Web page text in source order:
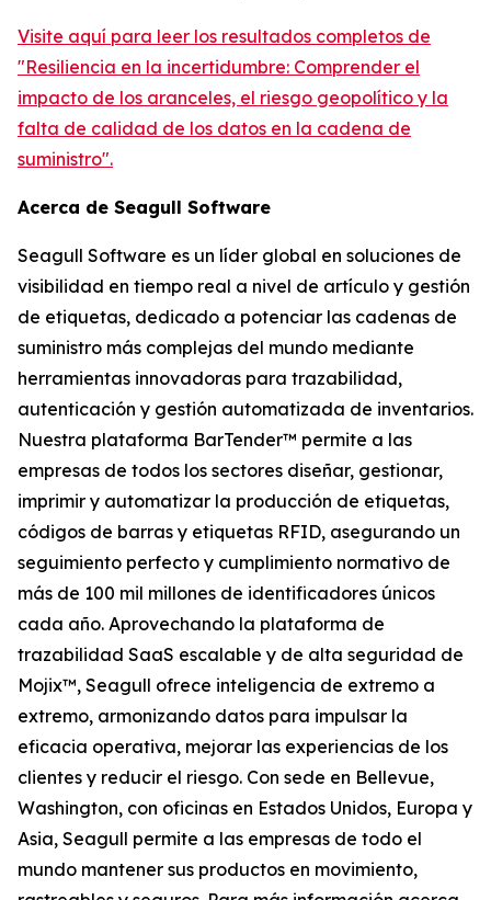
Visite aquí para leer los resultados completos de
"Resiliencia en la incertidumbre: Comprender el
impacto de los aranceles, el riesgo geopolítico y la
falta de calidad de los datos en la cadena de
suministro".
Acerca de Seagull Software
Seagull Software es un líder global en soluciones de
visibilidad en tiempo real a nivel de artículo y gestión
de etiquetas, dedicado a potenciar las cadenas de
suministro más complejas del mundo mediante
herramientas innovadoras para trazabilidad,
autenticación y gestión automatizada de inventarios.
Nuestra plataforma BarTender™ permite a las
empresas de todos los sectores diseñar, gestionar,
imprimir y automatizar la producción de etiquetas,
códigos de barras y etiquetas RFID, asegurando un
seguimiento perfecto y cumplimiento normativo de
más de 100 mil millones de identificadores únicos
cada año. Aprovechando la plataforma de
trazabilidad SaaS escalable y de alta seguridad de
Mojix™, Seagull ofrece inteligencia de extremo a
extremo, armonizando datos para impulsar la
eficacia operativa, mejorar las experiencias de los
clientes y reducir el riesgo. Con sede en Bellevue,
Washington, con oficinas en Estados Unidos, Europa y
Asia, Seagull permite a las empresas de todo el
mundo mantener sus productos en movimiento,